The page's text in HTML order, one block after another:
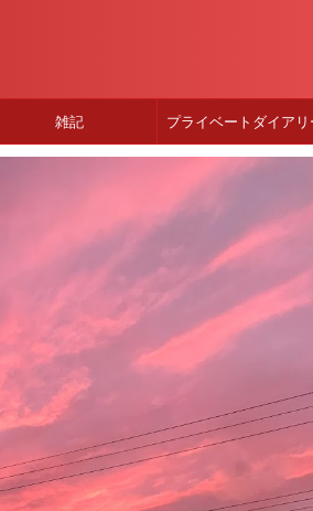
雑記 プライベートダイアリ